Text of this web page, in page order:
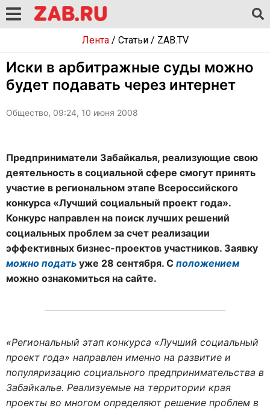
Лента/ Статьи/ ZAB.TV
Иски в арбитражные суды можно
будет подавать через интернет
Общество, 09:24, 10 июня 2008
Предприниматели Забайкалья, реализующие свою
деятельность в социальной сфере смогут принять
участие в региональном этапе Всероссийского
конкурса «Лучший социальный проект года».
Конкурс направлен на поиск лучших решений
социальных проблем за счет реализации
эффективных бизнес-проектов участников. Заявку
можно подать уже 28 сентября. С положением
можно ознакомиться на сайте.
«Региональный этап конкурса «Лучший социальный
проект года» направлен именно на развитие и
популяризацию социального предпринимательства в
Забайкалье. Реализуемые на территории края
проекты во многом определяют решение проблем в